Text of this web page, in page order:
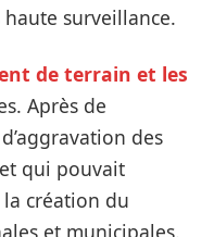
surveillance.
de terrain et les
Après de
des
qui pouvait
création du
et municipales.